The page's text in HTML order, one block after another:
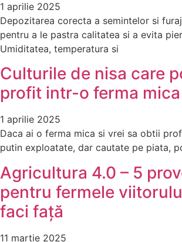
1 aprilie 2025
Depozitarea corecta a semintelor si
pentru a le pastra calitatea si a evita
Umiditatea, temperatura si
Culturile de nisa care
profit intr-o ferma mica
1 aprilie 2025
Daca ai o ferma mica si vrei sa obtii
putin exploatate, dar cautate pe piata,
Agricultura 4.0 – 5
pentru fermele
faci față
11 martie 2025